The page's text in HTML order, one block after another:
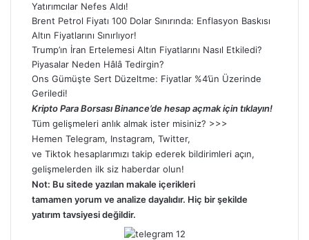
Yatırımcılar Nefes Aldı!
Brent Petrol Fiyatı 100 Dolar Sınırında: Enflasyon Baskısı
Altın Fiyatlarını Sınırlıyor!
Trump’ın İran Ertelemesi Altın Fiyatlarını Nasıl Etkiledi?
Piyasalar Neden Hâlâ Tedirgin?
Ons Gümüşte Sert Düzeltme: Fiyatlar %4’ün Üzerinde
Geriledi!
Kripto Para Borsası Binance’de hesap açmak için tıklayın!
Tüm gelişmeleri anlık almak ister misiniz? >>>
Hemen Telegram, Instagram, Twitter,
ve Tiktok hesaplarımızı takip ederek bildirimleri açın,
gelişmelerden ilk siz haberdar olun!
Not: Bu sitede yazılan makale içerikleri
tamamen yorum ve analize dayalıdır. Hiç bir şekilde
yatırım tavsiyesi değildir.